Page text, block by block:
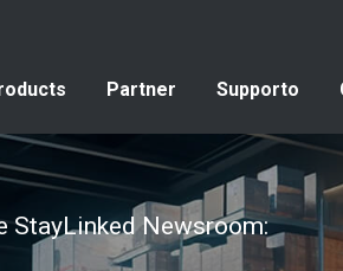
Partner Supporto
StayLinked Newsroom: